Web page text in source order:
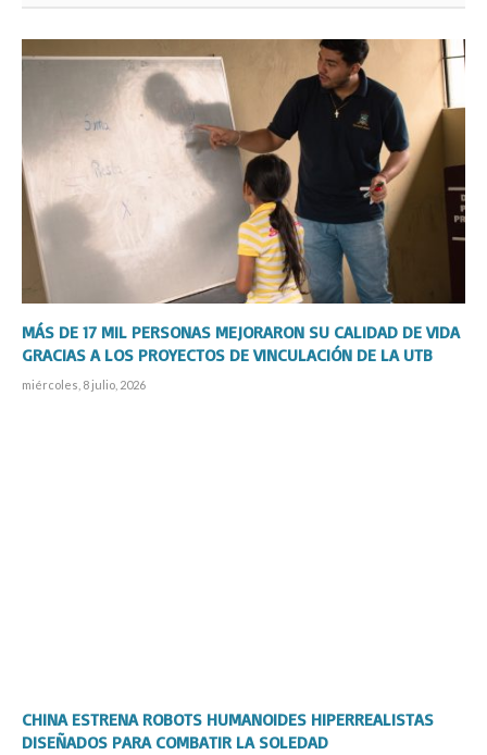
MÁS DE 17 MIL PERSONAS MEJORARON SU CALIDAD DE VIDA
GRACIAS A LOS PROYECTOS DE VINCULACIÓN DE LA UTB
miércoles, 8 julio, 2026
CHINA ESTRENA ROBOTS HUMANOIDES HIPERREALISTAS
DISEÑADOS PARA COMBATIR LA SOLEDAD